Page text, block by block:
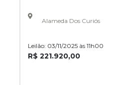
Alameda Dos Curiós
Leilão: 03/11/2025 às 11h00
R$ 221.920,00